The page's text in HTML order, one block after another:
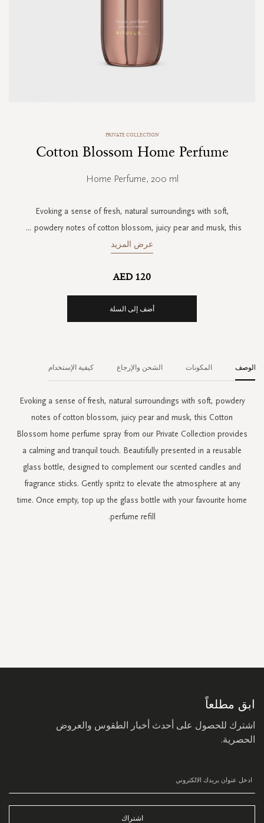
PRIVATE COLLECTION
Cotton Blossom Home Perfume
Home Perfume, 200 ml
Evoking a sense of fresh, natural surroundings with soft,
powdery notes of cotton blossom, juicy pear and musk, this
...
عرض المزيد
AED 120
أضف إلى السلة
الوصف
Evoking a sense of fresh, natural surroundings with soft, powdery
notes of cotton blossom, juicy pear and musk, this Cotton
Blossom home perfume spray from our Private Collection provides
a calming and tranquil touch. Beautifully presented in a reusable
glass bottle, designed to complement our scented candles and
fragrance sticks. Gently spritz to elevate the atmosphere at any
time. Once empty, top up the glass bottle with your favourite home
perfume refill.
المكونات الشحن والإرجاع كيفية الإستخدام
ابق مطلعاً
اشترك للحصول على أحدث أخبار الطقوس والعروض
الحصرية.
اشتراك